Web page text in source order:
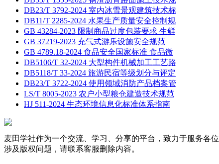
DB23/T 3792-2024 室内冰雪景观建筑技术标
DB11/T 2285-2024 水果生产质量安全控制规
GB 43284-2023 限制商品过度包装要求 生鲜
GB 37219-2023 充气式游乐设施安全规范
GB 4789.18-2024 食品安全国家标准 食品微
DB5106/T 32-2024 大型构件机械加工工艺路
DB5118/T 33-2024 旅游民宿等级划分与评定
DB23/T 3722-2024 使用领域消防产品档案管
LS/T 8005-2023 农户小型粮仓建造技术规范
HJ 511-2024 生态环境信息化标准体系指南
麦田学社作为一个交流、学习、分享的平台，致力于服务各
涉及版权问题，请联系客服删除内容。